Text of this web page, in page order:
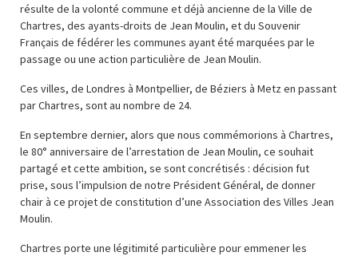
résulte de la volonté commune et déjà ancienne de la Ville de
Chartres, des ayants-droits de Jean Moulin, et du Souvenir
Français de fédérer les communes ayant été marquées par le
passage ou une action particulière de Jean Moulin.
Ces villes, de Londres à Montpellier, de Béziers à Metz en passant
par Chartres, sont au nombre de 24.
En septembre dernier, alors que nous commémorions à Chartres,
le 80° anniversaire de l’arrestation de Jean Moulin, ce souhait
partagé et cette ambition, se sont concrétisés : décision fut
prise, sous l’impulsion de notre Président Général, de donner
chair à ce projet de constitution d’une Association des Villes Jean
Moulin.
Chartres porte une légitimité particulière pour emmener les